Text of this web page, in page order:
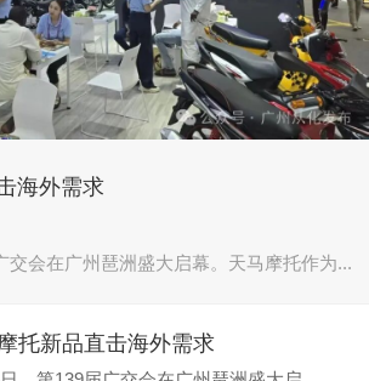
海外需求
交会在广州琶洲盛大启幕。天马摩托作为...
托新品直击海外需求